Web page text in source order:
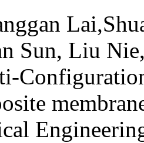
Sun, Liu